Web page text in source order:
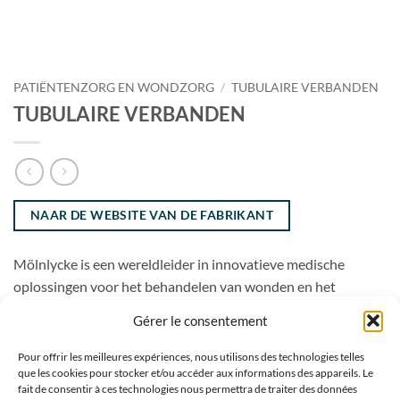
Gérer le consentement
Pour offrir les meilleures expériences, nous utilisons des technologies telles
que les cookies pour stocker et/ou accéder aux informations des appareils. Le
fait de consentir à ces technologies nous permettra de traiter des données
PATIËNTENZORG EN WONDZORG / TUBULAIRE VERBANDEN
TUBULAIRE VERBANDEN
NAAR DE WEBSITE VAN DE FABRIKANT
Mölnlycke is een wereldleider in innovatieve medische
oplossingen voor het behandelen van wonden en het